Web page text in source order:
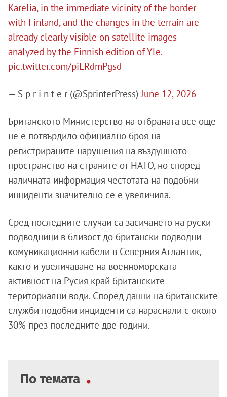
Karelia, in the immediate vicinity of the border
with Finland, and the changes in the terrain are
already clearly visible on satellite images
analyzed by the Finnish edition of Yle.
pic.twitter.com/piLRdmPgsd
— S p r i n t e r (@SprinterPress)June 12, 2026
Британското Министерство на отбраната все още
не е потвърдило официално броя на
регистрираните нарушения на въздушното
пространство на страните от НАТО, но според
наличната информация честотата на подобни
инциденти значително се е увеличила.
Сред последните случаи са засичането на руски
подводници в близост до британски подводни
комуникационни кабели в Северния Атлантик,
както и увеличаване на военноморската
активност на Русия край британските
териториални води. Според данни на британските
служби подобни инциденти са нараснали с около
30% през последните две години.
По темата